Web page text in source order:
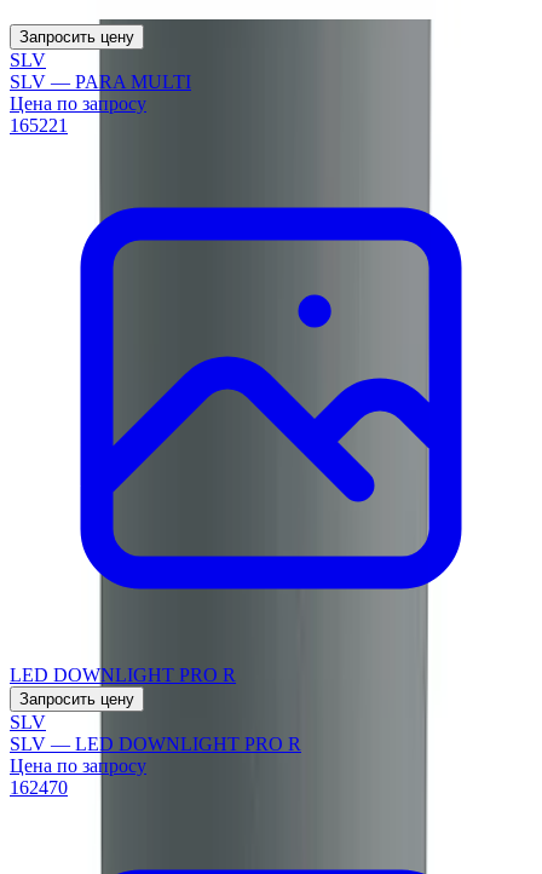
Запросить цену
SLV
SLV — PARA MULTI
Цена по запросу
165221
LED DOWNLIGHT PRO R
Запросить цену
SLV
SLV — LED DOWNLIGHT PRO R
Цена по запросу
162470